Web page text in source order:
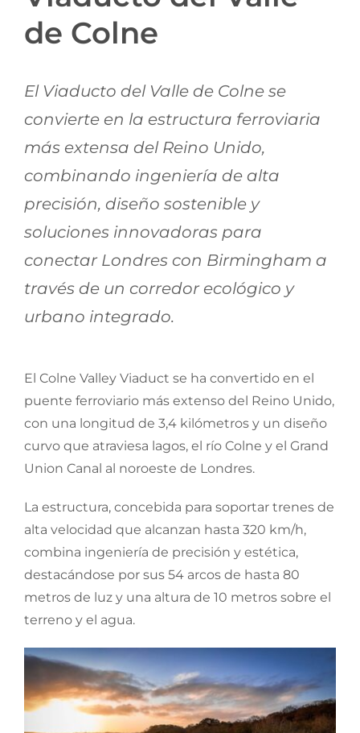
Socios
Contacto
de Colne
El Viaducto del Valle de Colne se
convierte en la estructura ferroviaria
más extensa del Reino Unido,
combinando ingeniería de alta
precisión, diseño sostenible y
soluciones innovadoras para
conectar Londres con Birmingham a
través de un corredor ecológico y
urbano integrado.
El Colne Valley Viaduct se ha convertido en el
puente ferroviario más extenso del Reino Unido,
con una longitud de 3,4 kilómetros y un diseño
curvo que atraviesa lagos, el río Colne y el Grand
Union Canal al noroeste de Londres.
La estructura, concebida para soportar trenes de
alta velocidad que alcanzan hasta 320 km/h,
combina ingeniería de precisión y estética,
destacándose por sus 54 arcos de hasta 80
metros de luz y una altura de 10 metros sobre el
terreno y el agua.